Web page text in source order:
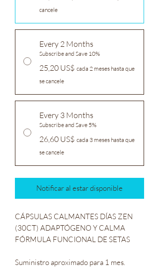
cancele
Every 2 Months
Subscribe and Save 10%
25,20 US$ cada 2 meses hasta que
se cancele
Every 3 Months
Subscribe and Save 5%
26,60 US$ cada 3 meses hasta que
se cancele
Notificar al estar disponible
CÁPSULAS CALMANTES DÍAS ZEN
(30CT) ADAPTÓGENO Y CALMA
FÓRMULA FUNCIONAL DE SETAS
Suministro aproximado para 1 mes.